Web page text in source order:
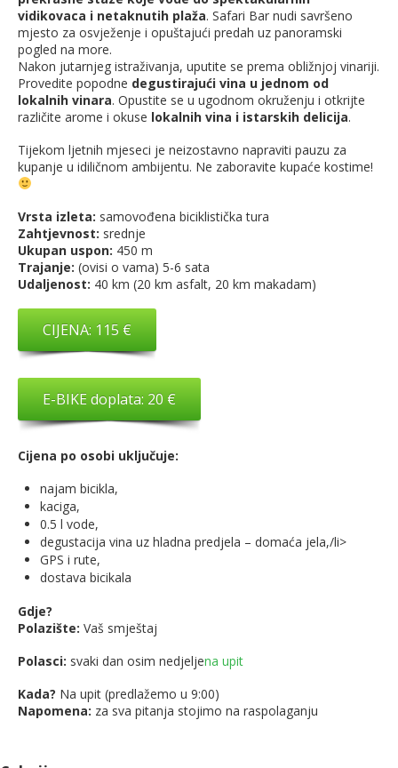
vidikovaca i netaknutih plaža. Safari Bar nudi savršeno
mjesto za osvježenje i opuštajući predah uz panoramski
pogled na more.
Nakon jutarnjeg istraživanja, uputite se prema obližnjoj vinariji.
Provedite popodne degustirajući vina u jednom od
lokalnih vinara. Opustite se u ugodnom okruženju i otkrijte
različite arome i okuse lokalnih vina i istarskih delicija.
Tijekom ljetnih mjeseci je neizostavno napraviti pauzu za
kupanje u idiličnom ambijentu. Ne zaboravite kupaće kostime!
Vrsta izleta: samovođena biciklistička tura
Zahtjevnost: srednje
Ukupan uspon: 450 m
Trajanje: (ovisi o vama) 5-6 sata
Udaljenost: 40 km (20 km asfalt, 20 km makadam)
CIJENA: 115 €
E-BIKE doplata: 20 €
Cijena po osobi uključuje:
najam bicikla,
kaciga,
0.5 l vode,
degustacija vina uz hladna predjela – domaća jela,/li>
GPS i rute,
dostava bicikala
Gdje?
Polazište: Vaš smještaj
Polasci: svaki dan osim nedjeljena upit
Kada? Na upit (predlažemo u 9:00)
Napomena: za sva pitanja stojimo na raspolaganju